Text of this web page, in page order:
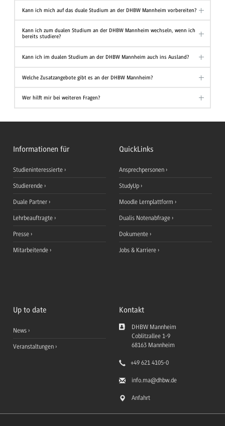
Kann ich mich auf das duale Studium an der DHBW Mannheim vorbereiten?
Kann ich zum dualen Studium an der DHBW Mannheim wechseln, wenn ich
bereits studiere?
Kann ich im dualen Studium an der DHBW Mannheim auch ins Ausland?
Welche Zusatzangebote gibt es an der DHBW Mannheim?
Wer hilft mir bei weiteren Fragen?
Informationen für
Studieninteressierte
Studierende
Duale Partner
Lehrbeauftragte
Presse
Mitarbeitende
QuickLinks
Ansprechpersonen
StudyUp
Moodle Lernplattform
Dualis Notenabfrage
Dokumente
Jobs & Karriere
Up to date
News
Veranstaltungen
Kontakt
DHBW Mannheim
Coblitzallee 1-9
68163 Mannheim
+49 621 4105-0
info.ma@dhbw.de
Anfahrt